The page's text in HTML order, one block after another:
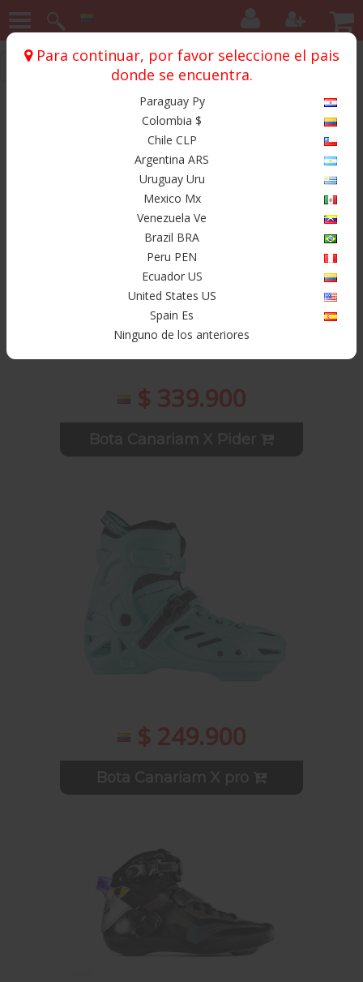
Inicio Botas Cuello alto
Productos
$ 339.900
$ 249.900
Para continuar, por favor seleccione el pais
donde se encuentra.
Paraguay Py
Colombia $
Chile CLP
Argentina ARS
Uruguay Uru
Mexico Mx
Venezuela Ve
Brazil BRA
Peru PEN
Ecuador US
United States US
Spain Es
Ninguno de los anteriores